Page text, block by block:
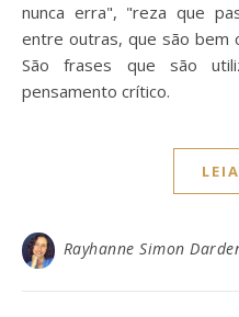
nunca erra", "reza que
entre outras, que são bem
São frases que são
pensamento crítico.
Rayhanne Simon